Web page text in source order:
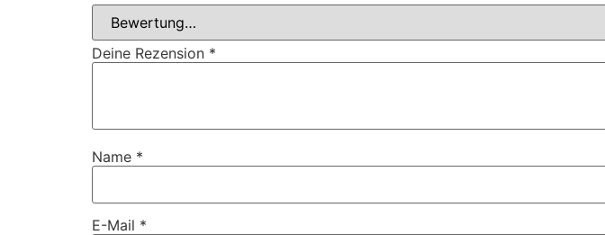
Deine Rezension *
Name *
E-Mail *